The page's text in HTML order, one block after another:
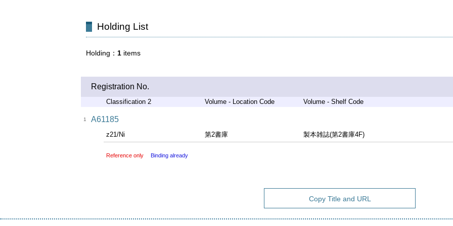
Holding List
Holding 1 items
Registration No.
Classification 2 Volume - Location Code Volume - Shelf Code
1 A61185
z21/Ni 第2書庫 製本雑誌(第2書庫4F)
Reference only Binding already
Copy Title and URL